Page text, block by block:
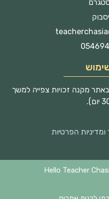
מקנה זכויות צפייה למשך
הפרטיות